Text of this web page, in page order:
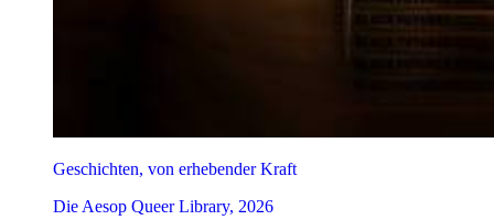
Geschichten, von erhebender Kraft
Die Aesop Queer Library, 2026